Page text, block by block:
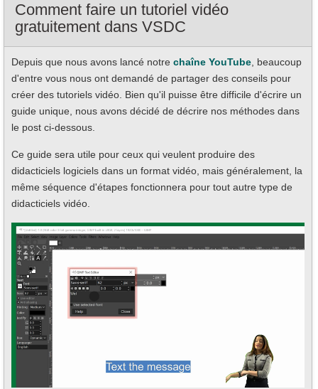
Comment faire un tutoriel vidéo
gratuitement dans VSDC
Depuis que nous avons lancé notre chaîne YouTube , beaucoup
d'entre vous nous ont demandé de partager des conseils pour
créer des tutoriels vidéo. Bien qu'il puisse être difficile d'écrire un
guide unique, nous avons décidé de décrire nos méthodes dans
le post ci-dessous.
Ce guide sera utile pour ceux qui veulent produire des
didacticiels logiciels dans un format vidéo, mais généralement, la
même séquence d'étapes fonctionnera pour tout autre type de
didacticiels vidéo.